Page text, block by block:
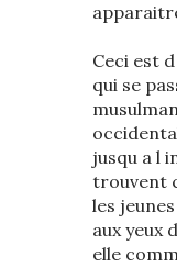
Ceci est
qui se
jusqu a l
trouvent
les
aux yeux
elle